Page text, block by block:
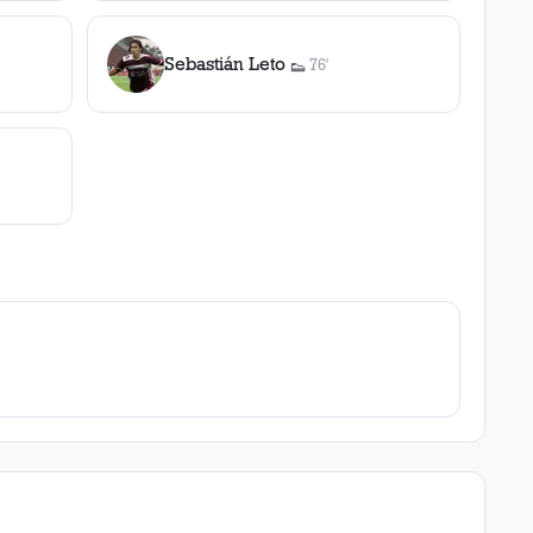
Sebastián Leto 👟
1asistencia
76'